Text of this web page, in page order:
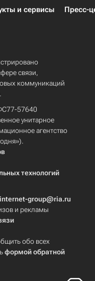
и сервисы Пресс-
связи,
коммуникаций
57640
унитарное
агентство
технологий
internet-group@ria.ru
и рекламы
обо всех
формой обратной